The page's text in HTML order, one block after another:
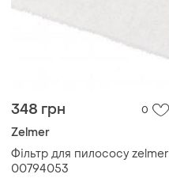
348 грн 0
Zelmer
Фільтр для пилососу zelmer
00794053